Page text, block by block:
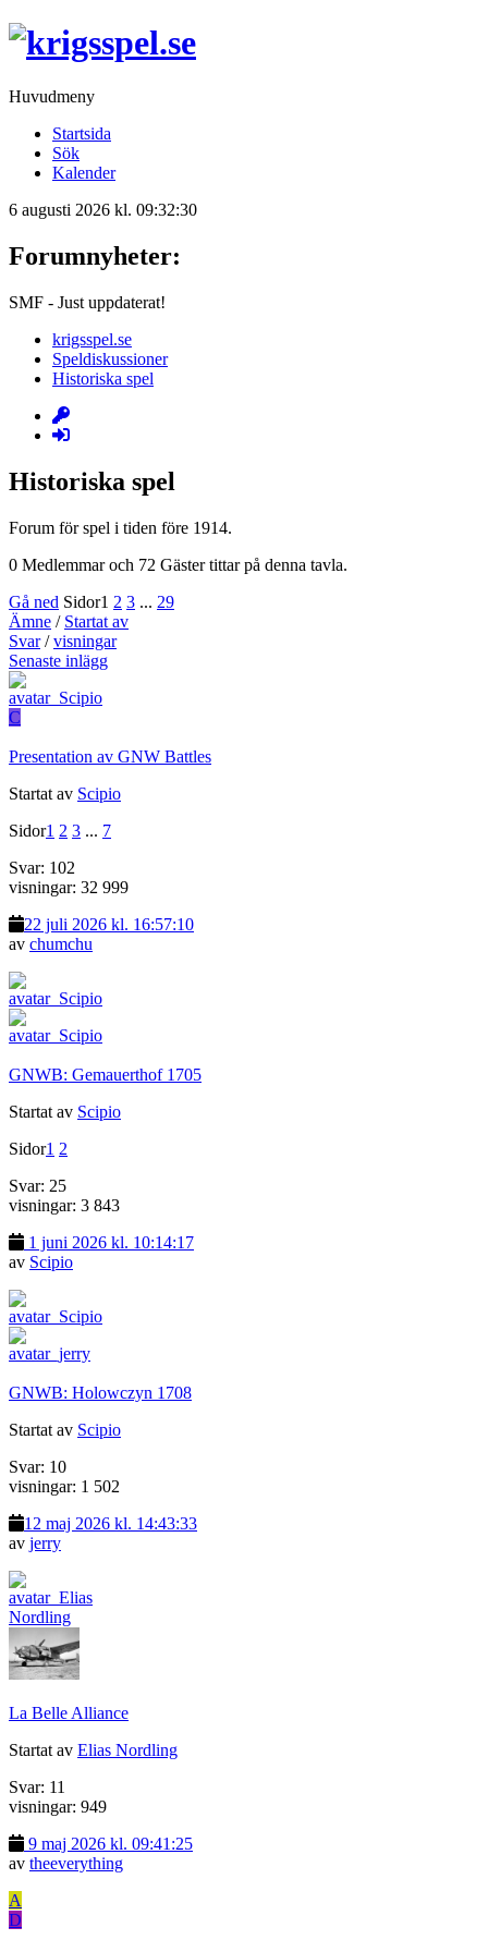
Huvudmeny
Startsida
Sök
Kalender
6 augusti 2026 kl. 09:32:30
Forumnyheter:
SMF - Just uppdaterat!
krigsspel.se
Speldiskussioner
Historiska spel
Historiska spel
Forum för spel i tiden före 1914.
0 Medlemmar och 72 Gäster tittar på denna tavla.
Gå ned Sidor1 2 3 ... 29
Ämne / Startat av
Svar/visningar
Senaste inlägg
C
Presentation av GNW Battles
Startat av Scipio
Sidor1 2 3 ... 7
Svar: 102
visningar: 32 999
22 juli 2026 kl. 16:57:10
av chumchu
GNWB: Gemauerthof 1705
Startat av Scipio
Sidor1 2
Svar: 25
visningar: 3 843
1 juni 2026 kl. 10:14:17
av Scipio
GNWB: Holowczyn 1708
Startat av Scipio
Svar: 10
visningar: 1 502
12 maj 2026 kl. 14:43:33
av jerry
La Belle Alliance
Startat av Elias Nordling
Svar: 11
visningar: 949
9 maj 2026 kl. 09:41:25
av theeverything
A
D